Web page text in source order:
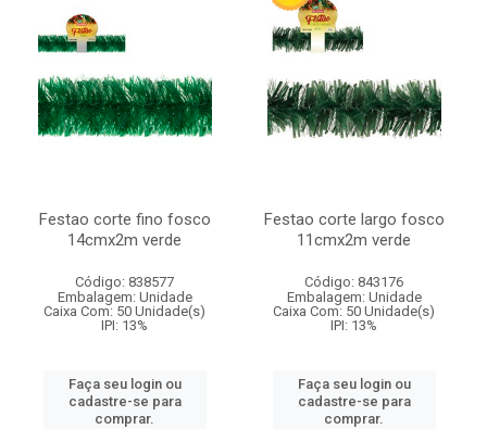
Festao corte fino fosco
14cmx2m verde
Código: 838577
Embalagem: Unidade
Caixa Com: 50 Unidade(s)
IPI: 13%
Faça seu login ou
cadastre-se para
comprar.
Festao corte largo fosco
11cmx2m verde
Código: 843176
Embalagem: Unidade
Caixa Com: 50 Unidade(s)
IPI: 13%
Faça seu login ou
cadastre-se para
comprar.